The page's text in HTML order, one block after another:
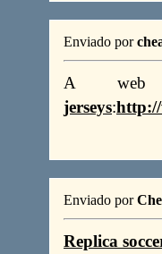
Enviado por
A
jerseys:http://
Enviado por
Replica